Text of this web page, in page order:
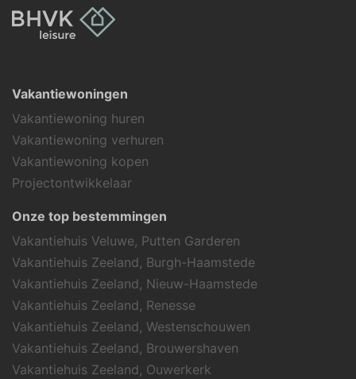
Vakantiewoningen
Vakantiewoning huren
Vakantiewoning verhuren
Vakantiewoning kopen
Projectontwikkelaar
Onze top bestemmingen
Vakantiehuis Veluwe, Putten Garderen
Vakantiehuis Zeeland, Burgh-Haamstede
Vakantiehuis Zeeland, Nieuw-Haamstede
Vakantiehuis Zeeland, Renesse
Vakantiehuis Zeeland, Westenschouwen
Vakantiehuis Zeeland, Brouwershaven
Vakantiehuis Zeeland, Ouwerkerk